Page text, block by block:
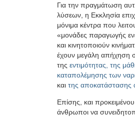
Για την πραγμάτωση
λύσεων, η Εκκλησία
μόνιμα κέντρα που
«μονάδες παραγωγής
και κινητοποιούν
έχουν μεγάλη απήχηση
της εντιμότητας, της
καταπολέμησης των
και της αποκατάστασης
Επίσης, και προκειμένου
άνθρωποι να